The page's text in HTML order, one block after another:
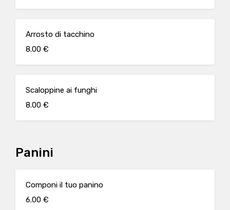
Arrosto di tacchino
8.00 €
Scaloppine ai funghi
8.00 €
Panini
Componi il tuo panino
6.00 €